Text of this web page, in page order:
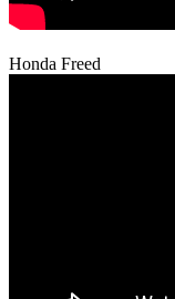
Honda Freed